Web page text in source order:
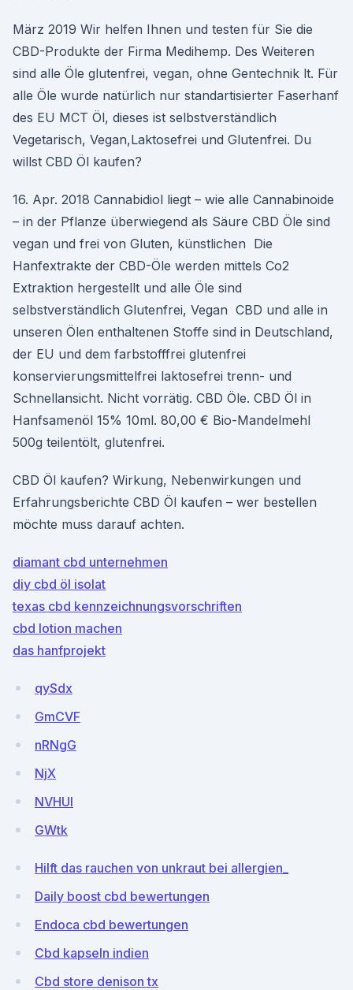
März 2019 Wir helfen Ihnen und testen für Sie die
CBD-Produkte der Firma Medihemp. Des Weiteren
sind alle Öle glutenfrei, vegan, ohne Gentechnik lt. Für
alle Öle wurde natürlich nur standartisierter Faserhanf
des EU MCT Öl, dieses ist selbstverständlich
Vegetarisch, Vegan,Laktosefrei und Glutenfrei. Du
willst CBD Öl kaufen?
16. Apr. 2018 Cannabidiol liegt – wie alle Cannabinoide
– in der Pflanze überwiegend als Säure CBD Öle sind
vegan und frei von Gluten, künstlichen Die
Hanfextrakte der CBD-Öle werden mittels Co2
Extraktion hergestellt und alle Öle sind
selbstverständlich Glutenfrei, Vegan CBD und alle in
unseren Ölen enthaltenen Stoffe sind in Deutschland,
der EU und dem farbstofffrei glutenfrei
konservierungsmittelfrei laktosefrei trenn- und
Schnellansicht. Nicht vorrätig. CBD Öle. CBD Öl in
Hanfsamenöl 15% 10ml. 80,00 € Bio-Mandelmehl
500g teilentölt, glutenfrei.
CBD Öl kaufen? Wirkung, Nebenwirkungen und
Erfahrungsberichte CBD Öl kaufen – wer bestellen
möchte muss darauf achten.
diamant cbd unternehmen
diy cbd öl isolat
texas cbd kennzeichnungsvorschriften
cbd lotion machen
das hanfprojekt
qySdx
GmCVF
nRNgG
NjX
NVHUI
GWtk
Hilft das rauchen von unkraut bei allergien_
Daily boost cbd bewertungen
Endoca cbd bewertungen
Cbd kapseln indien
Cbd store denison tx